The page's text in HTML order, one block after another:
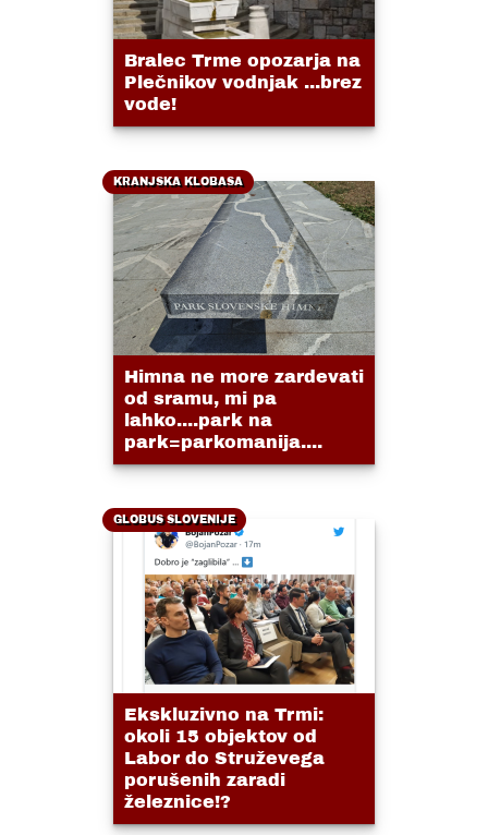
Bralec Trme opozarja na
Plečnikov vodnjak ...brez
vode!
KRANJSKA KLOBASA
Himna ne more zardevati
od sramu, mi pa
lahko....park na
park=parkomanija....
GLOBUS SLOVENIJE
Ekskluzivno na Trmi:
okoli 15 objektov od
Labor do Struževega
porušenih zaradi
železnice!?